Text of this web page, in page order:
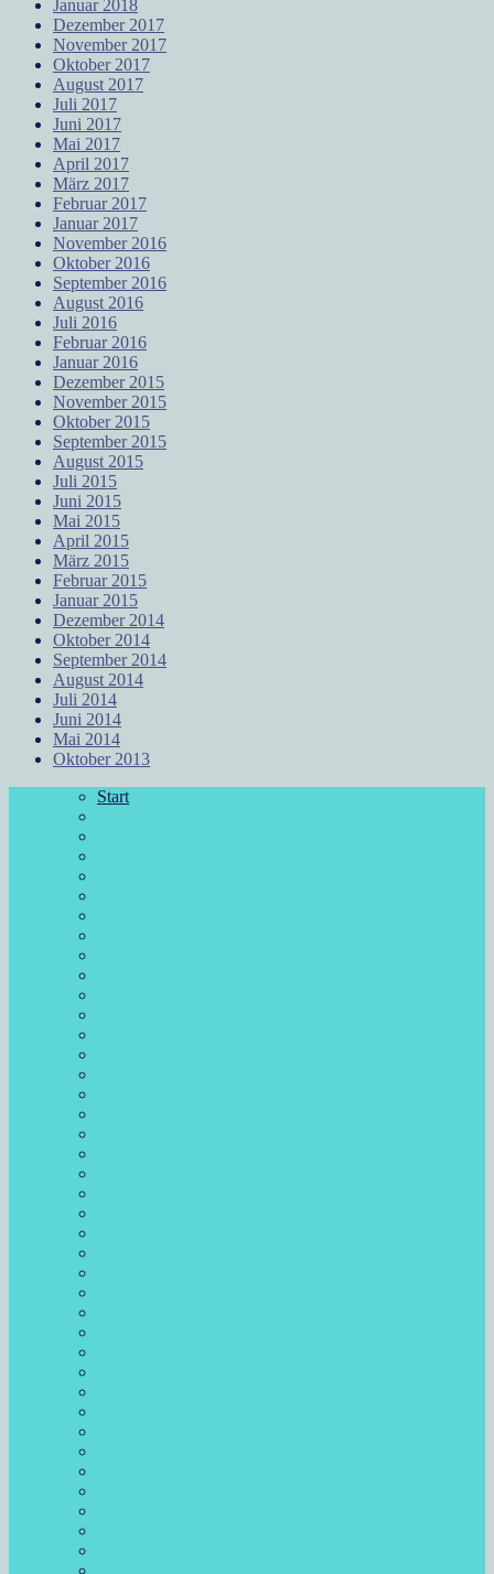
Januar 2018
Dezember 2017
November 2017
Oktober 2017
August 2017
Juli 2017
Juni 2017
Mai 2017
April 2017
März 2017
Februar 2017
Januar 2017
November 2016
Oktober 2016
September 2016
August 2016
Juli 2016
Februar 2016
Januar 2016
Dezember 2015
November 2015
Oktober 2015
September 2015
August 2015
Juli 2015
Juni 2015
Mai 2015
April 2015
März 2015
Februar 2015
Januar 2015
Dezember 2014
Oktober 2014
September 2014
August 2014
Juli 2014
Juni 2014
Mai 2014
Oktober 2013
Start